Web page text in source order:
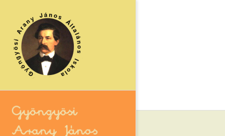
content